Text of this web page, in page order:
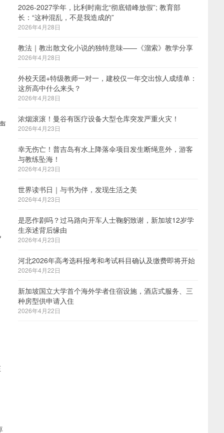
2026-2027学年，比利时南北“彻底错峰放假”; 教育部
长：“这种混乱，不是我造成的”
2026年4月28日
教法｜教出散文化小说的独特意味——《溜索》教学分享
2026年4月28日
外校天团+特级教师一对一，建校仅一年交出惊人成绩单：
这所高中什么来头？
2026年4月28日
浓烟滚滚！曼谷有医疗设备大型仓库突发严重火灾！
2026年4月23日
幸无伤亡！普吉岛有水上降落伞项目发生断绳意外，游客
与教练坠海！
2026年4月23日
世界读书日｜与书为伴，发现生活之美
2026年4月23日
是恶作剧吗？过马路向开车人士鞠躬致谢，新加坡12岁学
生亲述背后缘由
2026年4月23日
河北2026年高考选科报考和考试科目确认及缴费即将开始
2026年4月22日
新加坡国立大学首个海外学者住宿设施，酒店式服务、三
种房型供申请入住
2026年4月22日